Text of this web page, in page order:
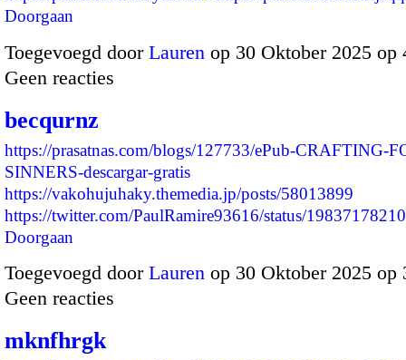
Doorgaan
Toegevoegd door Lauren op 30 Oktober 2025
Geen reacties
becqurnz
https://prasatnas.com/blogs/127733/ePub-CRAFTING-
SINNERS-descargar-gratis
https://vakohujuhaky.themedia.jp/posts/58013899
https://twitter.com/PaulRamire93616/status/
Doorgaan
Toegevoegd door Lauren op 30 Oktober 2025
Geen reacties
mknfhrgk